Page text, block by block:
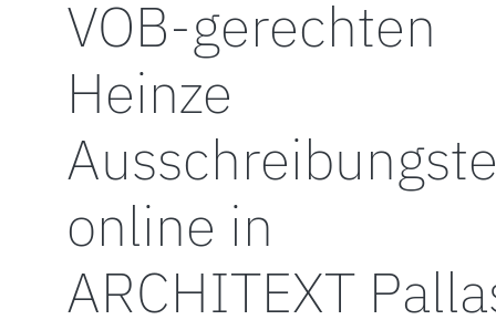
VOB-gerechten
Heinze
online in
ARCHITEXT